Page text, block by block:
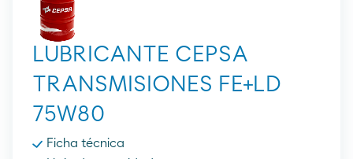
LUBRICANTE CEPSA
TRANSMISIONES FE+LD
75W80
Ficha técnica